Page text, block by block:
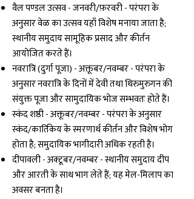
वैल पण्डल उत्सव - जनवरी/फ़रवरी - परंपरा के
अनुसार वेळ का उत्सव यहाँ विशेष मनाया जाता है;
स्थानीय समुदाय सामूहिक प्रसाद और कीर्तन
आयोजित करते हैं।
नवरात्रि (दुर्गा पूजा) - अक्तूबर/नवम्बर - परंपरा के
अनुसार नवरात्रि के दिनों में देवी तथा थिरुमुरुगन की
संयुक्त पूजा और सामुदायिक भोज सम्भवतः होते हैं।
स्कंद शष्ठी - अक्तूबर/नवम्बर - परंपरा के अनुसार
स्कंद/कार्तिकेय के स्मरणार्थ कीर्तन और विशेष भोग
होता है; समुदायिक भागीदारी अधिक रहती है।
दीपावली - अक्टूबर/नवम्बर - स्थानीय समुदाय दीप
और आरती के साथ भाग लेते हैं; यह मेल-मिलाप का
अवसर बनता है।